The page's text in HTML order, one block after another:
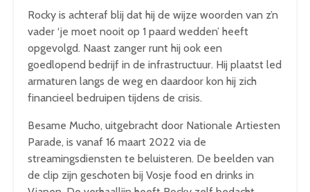
Rocky is achteraf blij dat hij de wijze woorden van z’n
vader ‘je moet nooit op 1 paard wedden’ heeft
opgevolgd. Naast zanger runt hij ook een
goedlopend bedrijf in de infrastructuur. Hij plaatst led
armaturen langs de weg en daardoor kon hij zich
financieel bedruipen tijdens de crisis.
Besame Mucho, uitgebracht door Nationale Artiesten
Parade, is vanaf 16 maart 2022 via de
streamingsdiensten te beluisteren. De beelden van
de clip zijn geschoten bij Vosje food en drinks in